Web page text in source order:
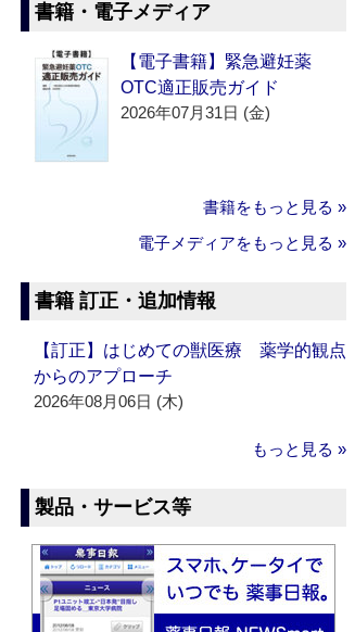
書籍・電子メディア
【電子書籍】緊急避妊薬
OTC適正販売ガイド
2026年07月31日 (金)
書籍をもっと見る »
電子メディアをもっと見る »
書籍 訂正・追加情報
【訂正】はじめての獣医療 薬学的観点
からのアプローチ
2026年08月06日 (木)
もっと見る »
製品・サービス等